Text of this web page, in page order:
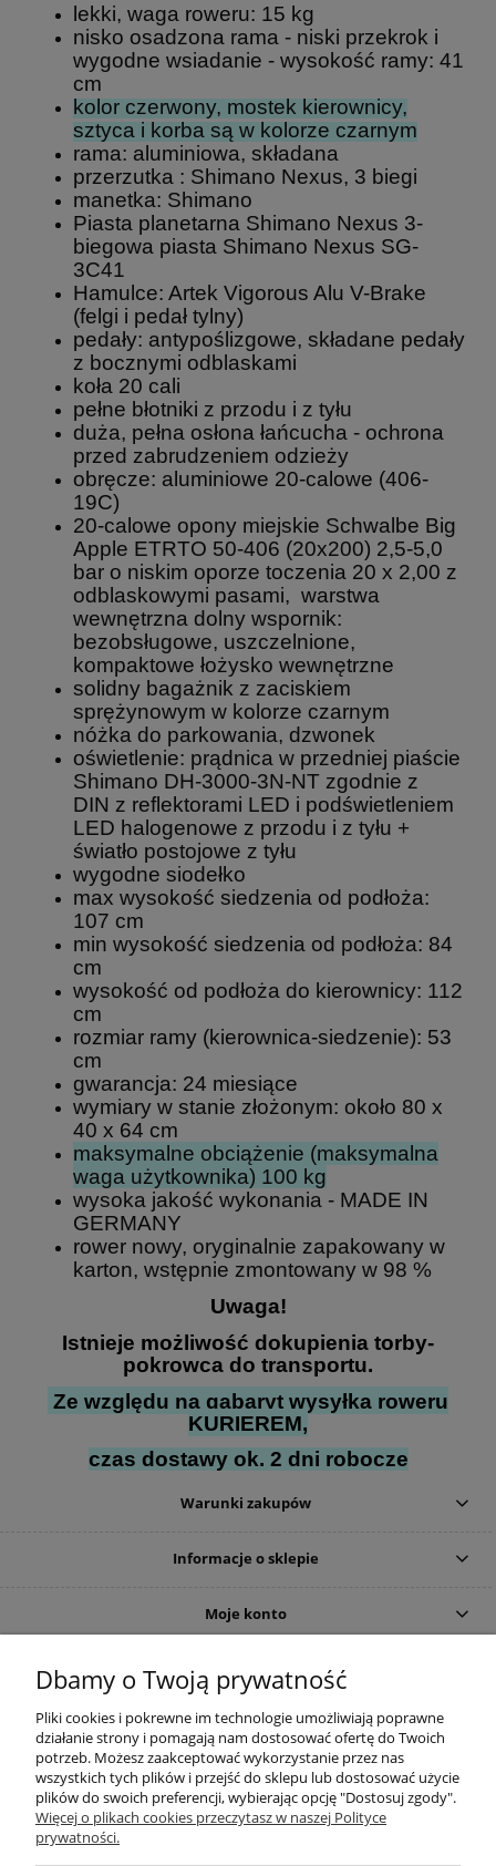
lekki, waga roweru: 15 kg
nisko osadzona rama - niski przekrok i
wygodne wsiadanie - wysokość ramy: 41
cm
kolor czerwony,mostek kierownicy,
sztyca i korba są w kolorze czarnym
rama: aluminiowa, składana
przerzutka : Shimano Nexus, 3 biegi
manetka: Shimano
Piasta planetarna Shimano Nexus 3-
biegowa piasta Shimano Nexus SG-
3C41
Hamulce: Artek Vigorous Alu V-Brake
(felgi i pedał tylny)
pedały: antypoślizgowe, składane pedały
z bocznymi odblaskami
koła 20 cali
pełne błotniki z przodu i z tyłu
duża, pełna osłona łańcucha - ochrona
przed zabrudzeniem odzieży
obręcze: aluminiowe 20-calowe (406-
19C)
20-calowe opony miejskie Schwalbe Big
Apple ETRTO 50-406 (20x200) 2,5-5,0
bar o niskim oporze toczenia 20 x 2,00 z
odblaskowymi pasami, warstwa
wewnętrzna dolny wspornik:
bezobsługowe, uszczelnione,
kompaktowe łożysko wewnętrzne
solidny bagażnik z zaciskiem
sprężynowym w kolorze czarnym
nóżka do parkowania, dzwonek
oświetlenie: prądnica w przedniej piaście
Shimano DH-3000-3N-NT zgodnie z
DIN z reflektorami LED i podświetleniem
LED halogenowe z przodu i z tyłu +
światło postojowe z tyłu
wygodne siodełko
max wysokość siedzenia od podłoża:
107 cm
min wysokość siedzenia od podłoża: 84
cm
wysokość od podłoża do kierownicy: 112
cm
rozmiar ramy (kierownica-siedzenie): 53
cm
gwarancja: 24 miesiące
wymiary w stanie złożonym: około 80 x
40 x 64 cm
maksymalne obciążenie (maksymalna
waga użytkownika) 100 kg
wysoka jakość wykonania - MADE IN
GERMANY
rower nowy, oryginalnie zapakowany w
karton, wstępnie zmontowany w 98 %
Uwaga!
Istnieje możliwość dokupienia torby-
pokrowca do transportu.
Ze względu na gabaryt wysyłka roweru
KURIEREM,
czas dostawy ok. 2 dni robocze
Warunki zakupów
Informacje o sklepie
Moje konto
Dbamy o Twoją prywatność
Pliki cookies i pokrewne im technologie umożliwiają poprawne
działanie strony i pomagają nam dostosować ofertę do Twoich
potrzeb. Możesz zaakceptować wykorzystanie przez nas
wszystkich tych plików i przejść do sklepu lub dostosować użycie
plików do swoich preferencji, wybierając opcję "Dostosuj zgody".
Więcej o plikach cookies przeczytasz w naszej Polityce
prywatności.